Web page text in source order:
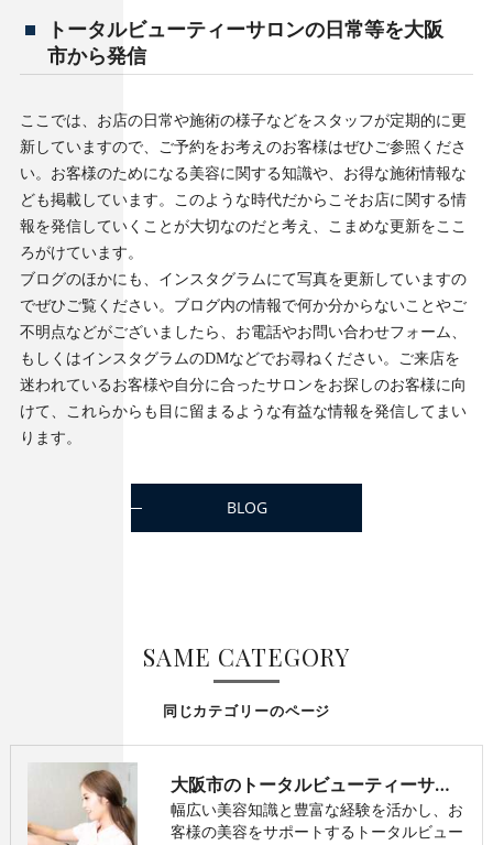
トータルビューティーサロンの日常等を大阪
市から発信
ここでは、お店の日常や施術の様子などをスタッフが定期的に更
新していますので、ご予約をお考えのお客様はぜひご参照くださ
い。お客様のためになる美容に関する知識や、お得な施術情報な
ども掲載しています。このような時代だからこそお店に関する情
報を発信していくことが大切なのだと考え、こまめな更新をここ
ろがけています。
ブログのほかにも、インスタグラムにて写真を更新していますの
でぜひご覧ください。ブログ内の情報で何か分からないことやご
不明点などがございましたら、お電話やお問い合わせフォーム、
もしくはインスタグラムのDMなどでお尋ねください。ご来店を
迷われているお客様や自分に合ったサロンをお探しのお客様に向
けて、これらからも目に留まるような有益な情報を発信してまい
ります。
BLOG
同じカテゴリーのページ
SAME CATEGORY
大阪市のトータルビューティーサロン･合同会社C-HOPEの口コミ情報
幅広い美容知識と豊富な経験を活かし、お
客様の美容をサポートするトータルビュー